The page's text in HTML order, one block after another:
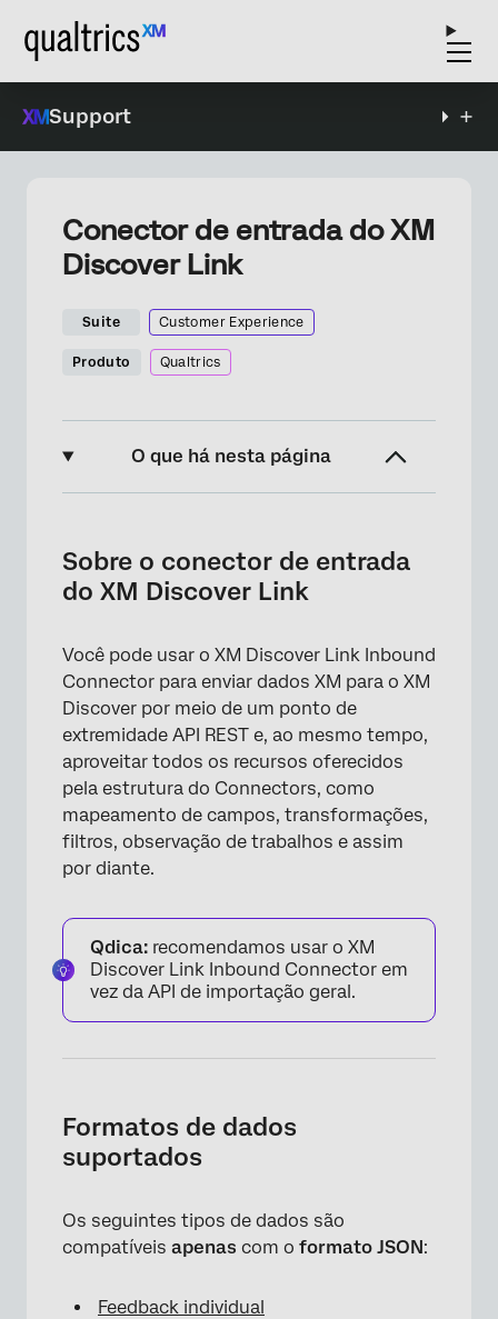
Support
Conector de entrada do XM
Discover Link
Suite Customer Experience
Produto Qualtrics
O que há nesta página
Formatos de dados suportados
entrada XM Discover Link
Mapeamento de dados padrão
Acesso ao ponto de extremidade API
Monitoramento de um trabalho XM Discover
Link via API
Exemplos de carga útil
Sobre o conector de entrada
do XM Discover Link
Você pode usar o XM Discover Link Inbound
Connector para enviar dados XM para o XM
Discover por meio de um ponto de
extremidade API REST e, ao mesmo tempo,
aproveitar todos os recursos oferecidos
pela estrutura do Connectors, como
mapeamento de campos, transformações,
filtros, observação de trabalhos e assim
por diante.
Qdica: recomendamos usar o XM
Discover Link Inbound Connector em
vez da API de importação geral.
Formatos de dados
suportados
Os seguintes tipos de dados são
compatíveis apenas com o formato JSON:
Feedback individual